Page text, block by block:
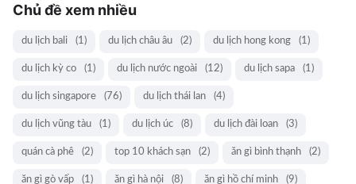
Chủ đề xem nhiều
du lịch bali (1) du lịch châu âu (2) du lịch hong kong (1)
du lịch kỳ co (1) du lịch nước ngoài (12) du lịch sapa (1)
du lịch singapore (76) du lịch thái lan (4)
du lịch vũng tàu (1) du lịch úc (8) du lịch đài loan (3)
quán cà phê (2) top 10 khách sạn (2) ăn gì bình thạnh (2)
ăn gì gò vấp (1) ăn gì hà nội (8) ăn gì hồ chí minh (9)